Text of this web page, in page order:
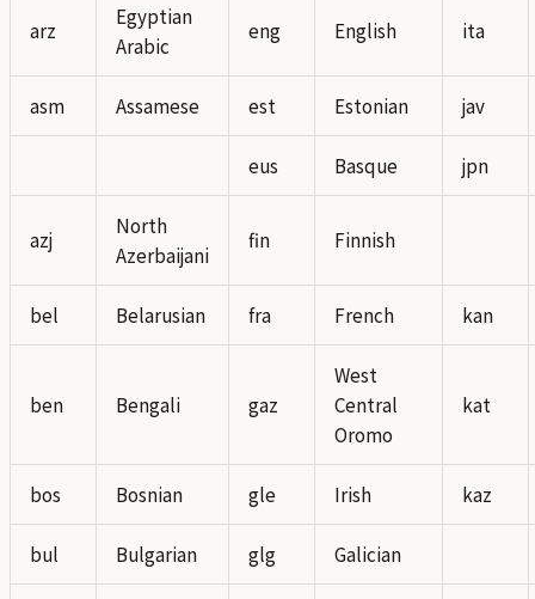
arz
Egyptian
Arabic
eng English ita
asm Assamese est Estonian jav
eus Basque jpn
azj
North
Azerbaijani
fin Finnish
bel Belarusian fra French kan
ben Bengali gaz
West
Central
Oromo
kat
bos Bosnian gle Irish kaz
bul Bulgarian glg Galician